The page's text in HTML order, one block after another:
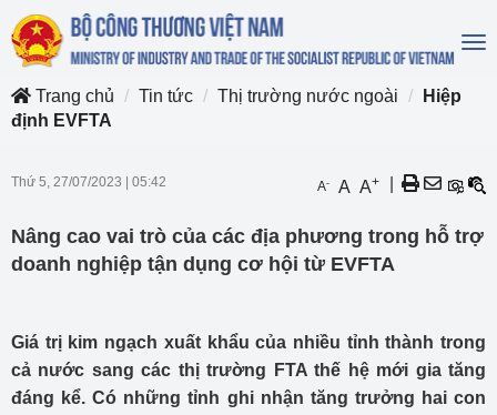
Trang chủ
Tin tức Thị trường nước ngoài
Hiệp
định EVFTA
Thứ 5, 27/07/2023 05:42 A- A A+
Nâng cao vai trò của các địa phương trong hỗ trợ
doanh nghiệp tận dụng cơ hội từ EVFTA
Giá trị kim ngạch xuất khẩu của nhiều tỉnh thành trong
cả nước sang các thị trường FTA thế hệ mới gia tăng
đáng kể. Có những tỉnh ghi nhận tăng trưởng hai con